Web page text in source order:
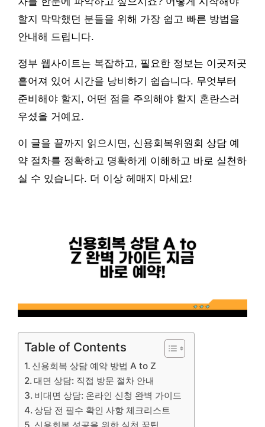
할지 막막했던 분들을 위해 가장 쉽고 빠른 방법을
안내해 드립니다.
정부 웹사이트는 복잡하고, 필요한 정보는 이곳저곳
흩어져 있어 시간을 낭비하기 쉽습니다. 무엇부터
준비해야 할지, 어떤 점을 주의해야 할지 혼란스러
우셨을 거예요.
이 글을 끝까지 읽으시면, 신용회복위원회 상담 예
약 절차를 정확하고 명확하게 이해하고 바로 실천하
실 수 있습니다. 더 이상 헤매지 마세요!
Table of Contents
신용회복 상담 예약 방법 A to Z
대면 상담: 직접 방문 절차 안내
비대면 상담: 온라인 신청 완벽 가이드
상담 전 필수 확인 사항 체크리스트